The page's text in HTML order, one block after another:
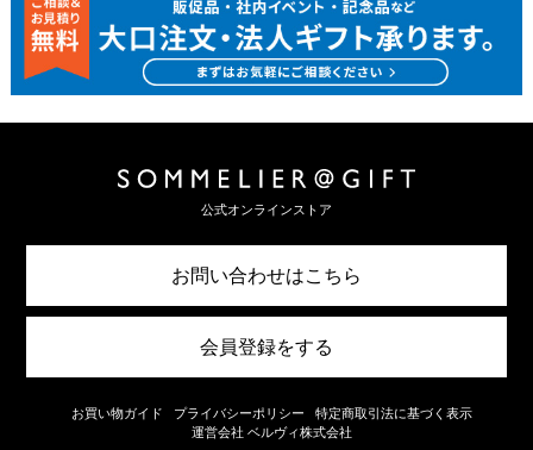
公式オンラインストア
お問い合わせはこちら
会員登録をする
お買い物ガイド プライバシーポリシー
特定商取引法に基づく表示
運営会社 ベルヴィ株式会社